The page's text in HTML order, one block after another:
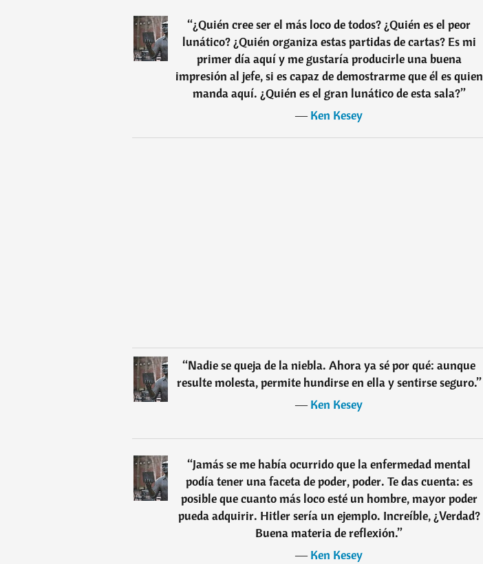
“¿Quién cree ser el más loco de todos? ¿Quién es el peor
lunático? ¿Quién organiza estas partidas de cartas? Es mi
primer día aquí y me gustaría producirle una buena
impresión al jefe, si es capaz de demostrarme que él es quien
manda aquí. ¿Quién es el gran lunático de esta sala?”
―Ken Kesey
“Nadie se queja de la niebla. Ahora ya sé por qué: aunque
resulte molesta, permite hundirse en ella y sentirse seguro.”
―Ken Kesey
“Jamás se me había ocurrido que la enfermedad mental
podía tener una faceta de poder, poder. Te das cuenta: es
posible que cuanto más loco esté un hombre, mayor poder
pueda adquirir. Hitler sería un ejemplo. Increíble, ¿Verdad?
Buena materia de reflexión.”
―Ken Kesey